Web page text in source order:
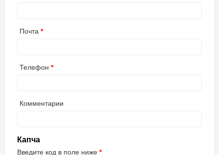
Почта
Телефон
Комментарии
Капча
Введите код в поле ниже